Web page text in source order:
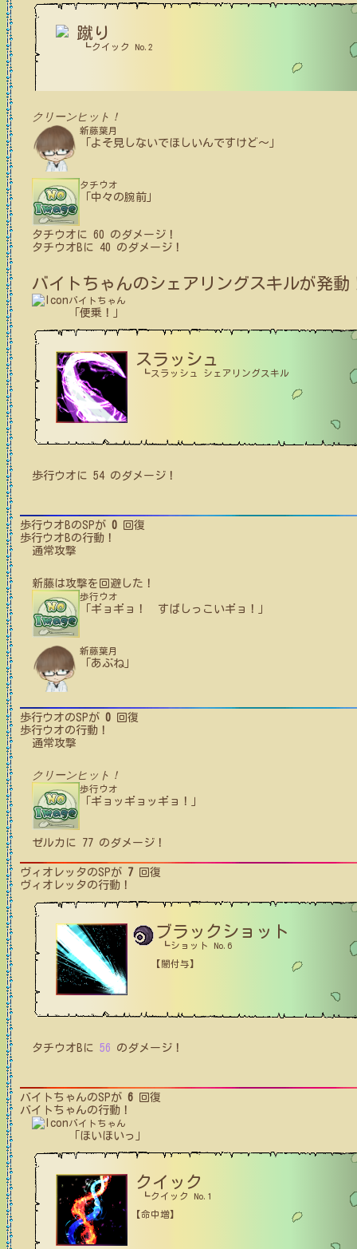
蹴り
┗クイック No.2
クリーンヒット！
新藤葉月
「よそ見しないでほしいんですけど～」
タチウオ
「中々の腕前」
タチウオ に 60 のダメージ！
タチウオB に 40 のダメージ！
バイトちゃんのシェアリングスキルが発動
バイトちゃん
「便乗！」
スラッシュ
┗スラッシュ シェアリングスキル
歩行ウオ に 54のダメージ！
歩行ウオBのSPが 0 回復
歩行ウオBの行動！
通常攻撃
新藤は攻撃を回避した！
歩行ウオ
「ギョギョ！ すばしっこいギョ！」
新藤葉月
「あぶね」
歩行ウオのSPが 0 回復
歩行ウオの行動！
通常攻撃
クリーンヒット！
歩行ウオ
「ギョッギョッギョ！」
ゼルカ に 77 のダメージ！
ヴィオレッタのSPが 7 回復
ヴィオレッタの行動！
ブラックショット
┗ショット No.6
【闇付与】
タチウオB に 56 のダメージ！
バイトちゃんのSPが 6 回復
バイトちゃんの行動！
バイトちゃん
「ほいほいっ」
クイック
┗クイック No.1
【命中増】